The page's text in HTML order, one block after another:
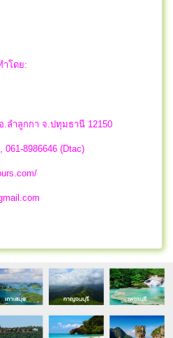
โดย:
.ลำลูกกา จ.ปทุมธานี 12150
061-8986646 (Dtac)